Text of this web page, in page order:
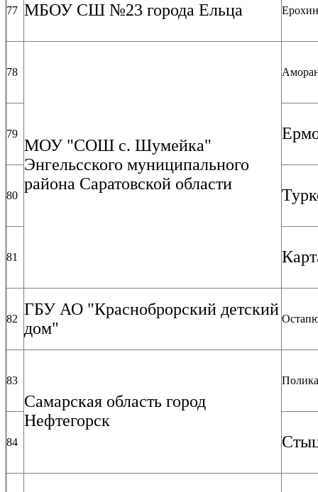
77 МБОУ СШ №23 города Ельца
78
МОУ "СОШ с. Шумейка"
Энгельсского муниципального
района Саратовской области
79
80
81
82
ГБУ АО "Красноброрский детский
дом"
83
Самарская область город
Нефтегорск
84